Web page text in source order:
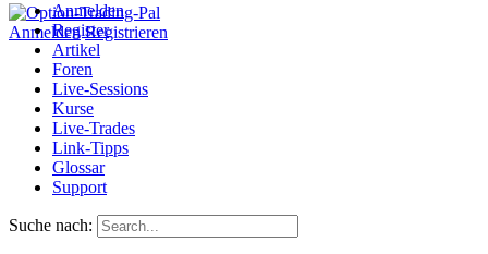
Anmelden Registrieren
Anmelden
Register
Artikel
Foren
Live-Sessions
Kurse
Live-Trades
Link-Tipps
Glossar
Support
Suche nach: